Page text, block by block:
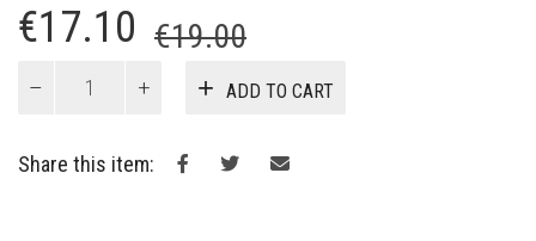
€19.00Original
was:
€19.00.
€17.10
Current
is:
€17.10.
Αμερικής
quantity
ADD TO CART
Share this item: